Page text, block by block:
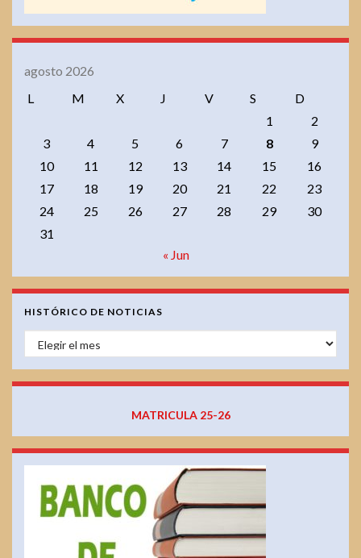
agosto 2026
L
M X J V S
D
1
2
3
4 5 6 7 8
9
10
11 12 13 14 15
16
17
18 19 20 21 22
23
24
25 26 27 28 29
30
31
« Jun
HISTÓRICO DE NOTICIAS
HISTÓRICO DE NOTICIAS
MATRICULA 25-26